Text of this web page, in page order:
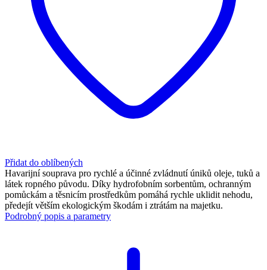
Přidat do oblíbených
Havarijní souprava pro rychlé a účinné zvládnutí úniků oleje, tuků a
látek ropného původu. Díky hydrofobním sorbentům, ochranným
pomůckám a těsnicím prostředkům pomáhá rychle uklidit nehodu,
předejít větším ekologickým škodám i ztrátám na majetku.
Podrobný popis a parametry